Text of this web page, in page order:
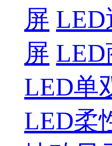
屏 LED
屏
LED单
LED柔